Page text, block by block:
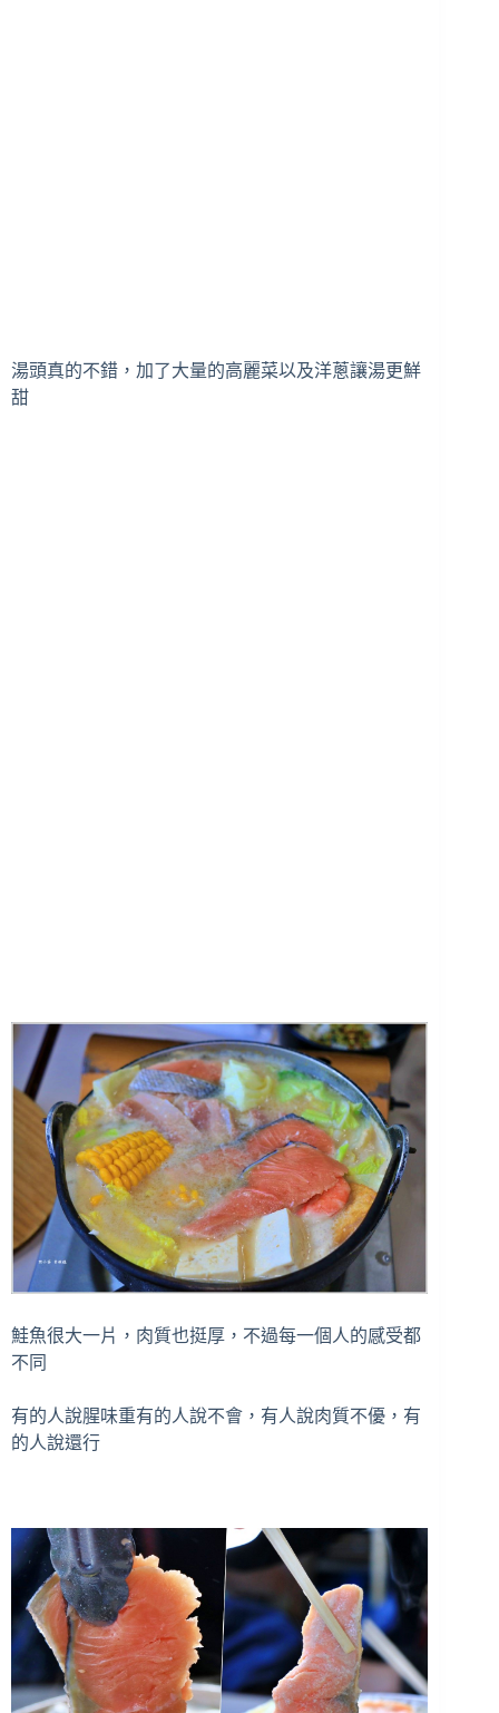
湯頭真的不錯，加了大量的高麗菜以及洋蔥讓湯更鮮
甜
鮭魚很大一片，肉質也挺厚，不過每一個人的感受都
不同
有的人說腥味重有的人說不會，有人說肉質不優，有
的人說還行